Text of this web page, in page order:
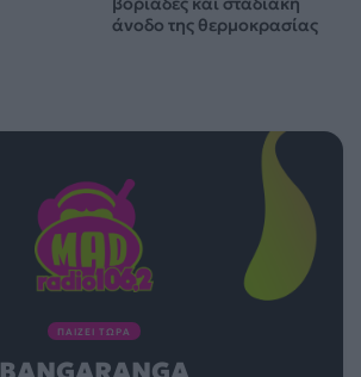
άνοδο της θερμοκρασίας
ΠΑΙΖΕΙ ΤΩΡΑ